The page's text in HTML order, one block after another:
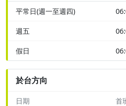
平常日(週一至週四)
週五
假日
於台方向
日期 首